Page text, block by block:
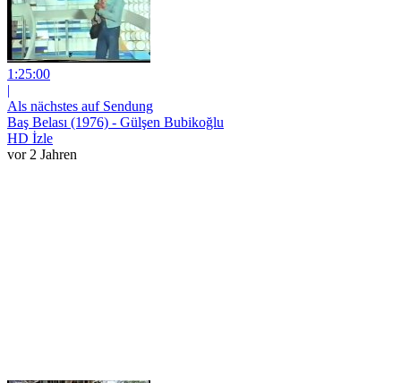
1:25:00
|
Als nächstes auf Sendung
Baş Belası (1976) - Gülşen Bubikoğlu
HD İzle
vor 2 Jahren